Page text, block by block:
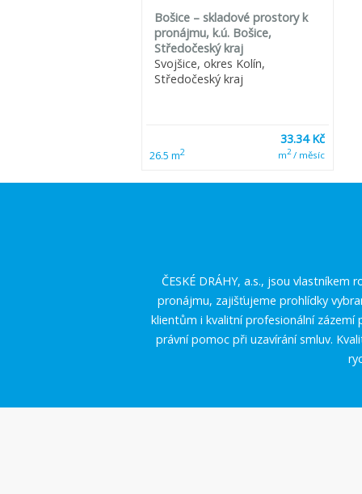
Bošice – skladové prostory k
pronájmu, k.ú. Bošice,
Středočeský kraj
Svojšice, okres Kolín,
Středočeský kraj
26.5 m2
33.34 Kč
m2/ měsíc
ČESKÉ DRÁHY, a.s., jsou
pronájmu, zajišťujeme prohlídky
klientům i kvalitní profesionální
právní pomoc při uzavírání smluv.